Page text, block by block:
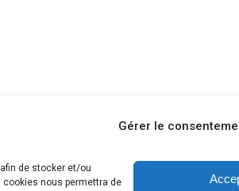
Gérer le
de stocker et/ou
nous permettra de